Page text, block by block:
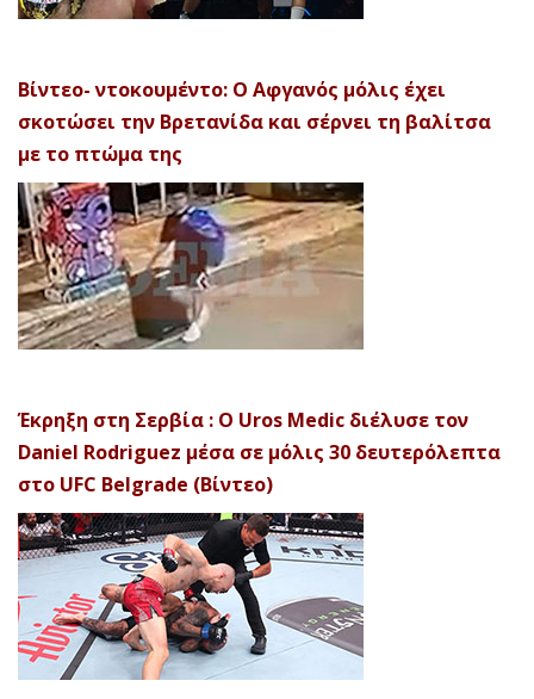
Βίντεο- ντοκουμέντο: Ο Αφγανός μόλις έχει
σκοτώσει την Βρετανίδα και σέρνει τη βαλίτσα
με το πτώμα της
Έκρηξη στη Σερβία : Ο Uros Medic διέλυσε τον
Daniel Rodriguez μέσα σε μόλις 30 δευτερόλεπτα
στο UFC Belgrade (Βίντεο)